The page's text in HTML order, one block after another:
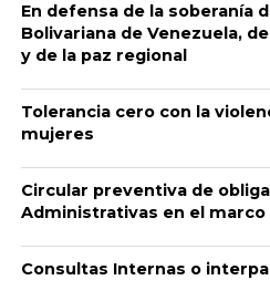
En defensa de la soberanía
Bolivariana de Venezuela,
y de la paz regional
Tolerancia cero con la
mujeres
Circular preventiva de
Administrativas en el marco
Consultas Internas o